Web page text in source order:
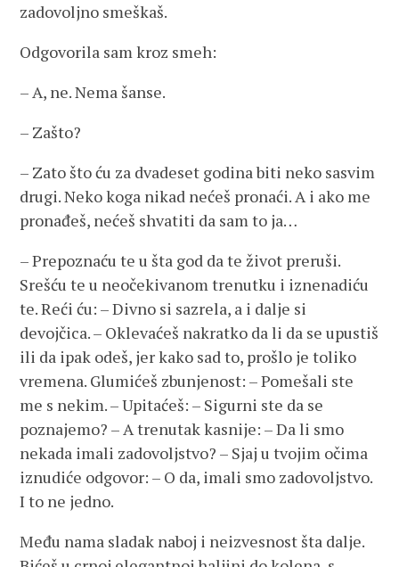
zadovoljno smeškaš.
Odgovorila sam kroz smeh:
– A, ne. Nema šanse.
– Zašto?
– Zato što ću za dvadeset godina biti neko sasvim
drugi. Neko koga nikad nećeš pronaći. A i ako me
pronađeš, nećeš shvatiti da sam to ja…
– Prepoznaću te u šta god da te život preruši.
Srešću te u neočekivanom trenutku i iznenadiću
te. Reći ću: – Divno si sazrela, a i dalje si
devojčica. – Oklevaćeš nakratko da li da se upustiš
ili da ipak odeš, jer kako sad to, prošlo je toliko
vremena. Glumićeš zbunjenost: – Pomešali ste
me s nekim. – Upitaćeš: – Sigurni ste da se
poznajemo? – A trenutak kasnije: – Da li smo
nekada imali zadovoljstvo? – Sjaj u tvojim očima
iznudiće odgovor: – O da, imali smo zadovoljstvo.
I to ne jedno.
Među nama sladak naboj i neizvesnost šta dalje.